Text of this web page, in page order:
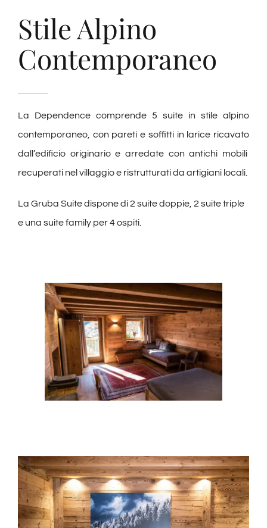
Stile Alpino
Contemporaneo
La Dependence comprende 5 suite in stile alpino
contemporaneo, con pareti e soffitti in larice ricavato
dall’edificio originario e arredate con antichi mobili
recuperati nel villaggio e ristrutturati da artigiani locali.
La Gruba Suite dispone di 2 suite doppie, 2 suite triple
e una suite family per 4 ospiti.